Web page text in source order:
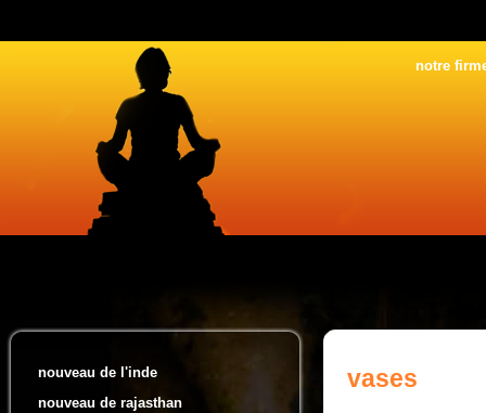
notre
vases
nouveau de l'inde
nouveau de rajasthan